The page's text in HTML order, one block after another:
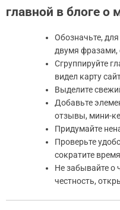
главной в блоге о
Обозначьте,
двумя фразами,
Сгруппируйте
видел карту
Выделите
Добавьте
отзывы, мини-
Придумайте
Проверьте
сократите
Не забывайте о
честность,